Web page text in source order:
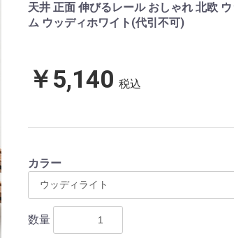
天井 正面 伸びるレール おしゃれ 北欧
ム ウッディホワイト(代引不可)
￥5,140 税込
カラー
数量